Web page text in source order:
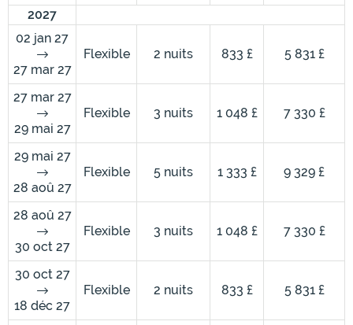
2027
02 jan 27
27 mar 27
Flexible 2 nuits 833 £ 5 831 £
27 mar 27
29 mai 27
Flexible 3 nuits 1 048 £ 7 330 £
29 mai 27
28 aoû 27
Flexible 5 nuits 1 333 £ 9 329 £
28 aoû 27
30 oct 27
Flexible 3 nuits 1 048 £ 7 330 £
30 oct 27
18 déc 27
Flexible 2 nuits 833 £ 5 831 £